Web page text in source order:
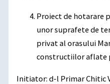
Proiect de hotarare
unor suprafete de
privat al orasului
constructiilor aflate
Initiator: d-l Primar Chitic